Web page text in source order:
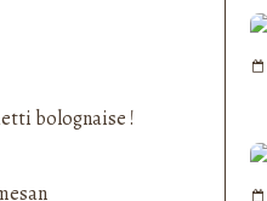
bolognaise !